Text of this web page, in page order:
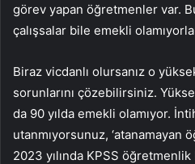
görev yapan öğretmenler var.
çalışsalar bile emekli
Biraz vicdanlı olursanız o
sorunlarını çözebilirsiniz.
da 90 yılda emekli olamıyor.
utanmıyorsunuz, ‘atanamayan
2023 yılında KPSS